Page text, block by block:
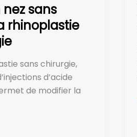
sans
rhinoplastie
sans chirurgie,
d’acide
de modifier la